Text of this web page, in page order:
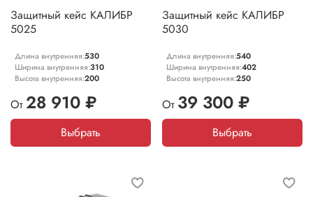
Защитный кейс КАЛИБР
5025
Длина внутренняя:530
Ширина внутренняя:310
Высота внутренняя:200
От 28 910 ₽
Выбрать
Защитный кейс КАЛИБР
5030
Длина внутренняя:540
Ширина внутренняя:402
Высота внутренняя:250
От 39 300 ₽
Выбрать